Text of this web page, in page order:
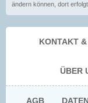
ändern können, dort
KONTAKT
ÜBER
AGB